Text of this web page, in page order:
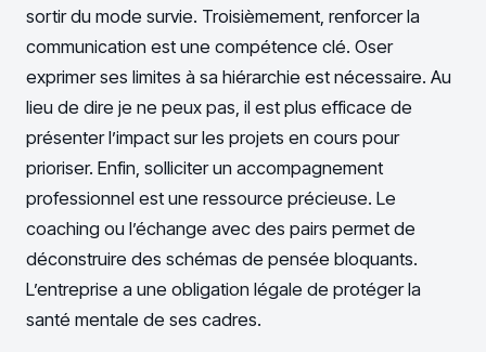
sortir du mode survie. Troisièmement, renforcer la
communication est une compétence clé. Oser
exprimer ses limites à sa hiérarchie est nécessaire. Au
lieu de dire je ne peux pas, il est plus efficace de
présenter l’impact sur les projets en cours pour
prioriser. Enfin, solliciter un accompagnement
professionnel est une ressource précieuse. Le
coaching ou l’échange avec des pairs permet de
déconstruire des schémas de pensée bloquants.
L’entreprise a une obligation légale de protéger la
santé mentale de ses cadres.